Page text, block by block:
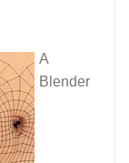
A
Blender